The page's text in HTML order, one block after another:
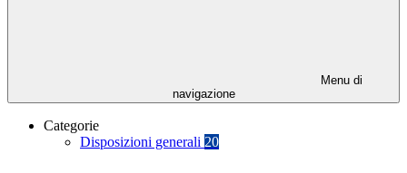
Menu di
navigazione
Categorie
Disposizioni generali 20